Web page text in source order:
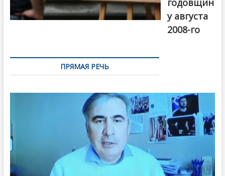
годовщин
у августа
2008-го
ПРЯМАЯ РЕЧЬ